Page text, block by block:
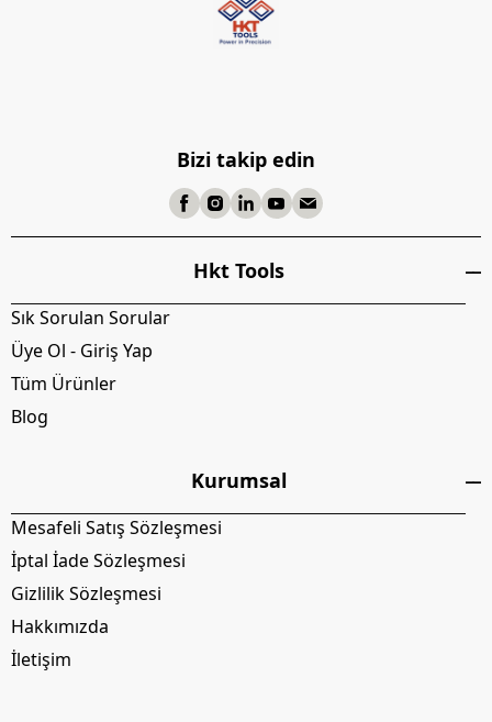
Bizi takip edin
Hkt Tools
Sık Sorulan Sorular
Üye Ol - Giriş Yap
Tüm Ürünler
Blog
Kurumsal
Mesafeli Satış Sözleşmesi
İptal İade Sözleşmesi
Gizlilik Sözleşmesi
Hakkımızda
İletişim